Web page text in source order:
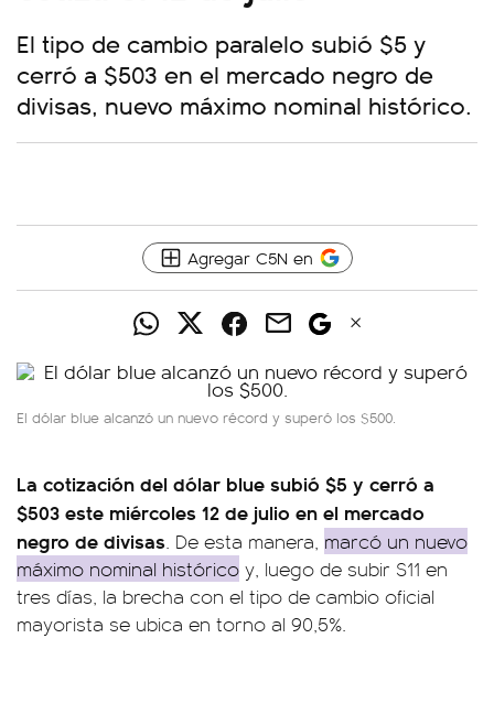
El tipo de cambio paralelo subió $5 y
cerró a $503 en el mercado negro de
divisas, nuevo máximo nominal histórico.
Agregar C5N en
El dólar blue alcanzó un nuevo récord y superó los $500.
La cotización del dólar blue subió $5 y cerró a
$503 este miércoles 12 de julio en el mercado
negro de divisas. De esta manera, marcó un nuevo
máximo nominal histórico y, luego de subir $11 en
tres días, la brecha con el tipo de cambio oficial
mayorista se ubica en torno al 90,5%.